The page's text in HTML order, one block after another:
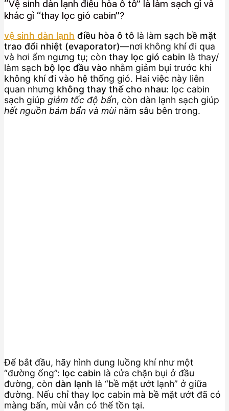
“Vệ sinh dàn lạnh điều hòa ô tô” là làm sạch gì và
khác gì “thay lọc gió cabin”?
vệ sinh dàn lạnh điều hòa ô tô là làm sạch bề mặt
trao đổi nhiệt (evaporator)—nơi không khí đi qua
và hơi ẩm ngưng tụ; còn thay lọc gió cabin là thay/
làm sạch bộ lọc đầu vào nhằm giảm bụi trước khi
không khí đi vào hệ thống gió. Hai việc này liên
quan nhưng không thay thế cho nhau: lọc cabin
sạch giúp giảm tốc độ bẩn, còn dàn lạnh sạch giúp
hết nguồn bám bẩn và mùinằm sâu bên trong.
Để bắt đầu, hãy hình dung luồng khí như một
“đường ống”: lọc cabin là cửa chặn bụi ở đầu
đường, còn dàn lạnh là “bề mặt ướt lạnh” ở giữa
đường. Nếu chỉ thay lọc cabin mà bề mặt ướt đã có
màng bẩn, mùi vẫn có thể tồn tại.